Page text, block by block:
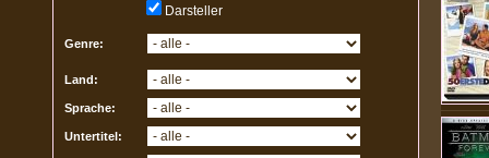
Darsteller
Genre:
Land:
Sprache:
Untertitel: